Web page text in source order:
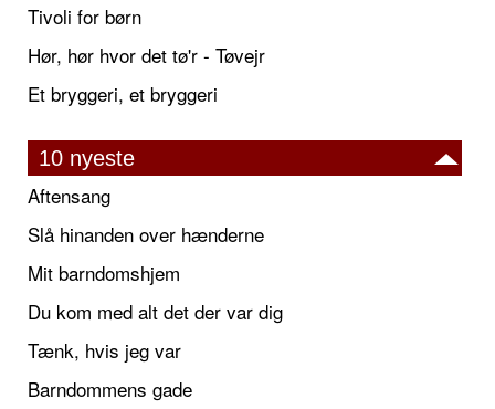
Tivoli for børn
Hør, hør hvor det tø'r - Tøvejr
Et bryggeri, et bryggeri
10 nyeste
Aftensang
Slå hinanden over hænderne
Mit barndomshjem
Du kom med alt det der var dig
Tænk, hvis jeg var
Barndommens gade